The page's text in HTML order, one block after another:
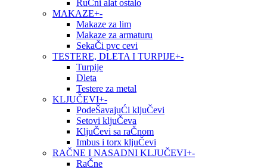
RuČni alat ostalo
MAKAZE+-
Makaze za lim
Makaze za armaturu
SekaČi pvc cevi
TESTERE, DLETA I TURPIJE+-
Turpije
Dleta
Testere za metal
KLJUČEVI+-
PodeŠavajuĆi kljuČevi
Setovi kljuČeva
KljuČevi sa raČnom
Imbus i torx kljuČevi
RAČNE I NASADNI KLJUČEVI+-
RaČne